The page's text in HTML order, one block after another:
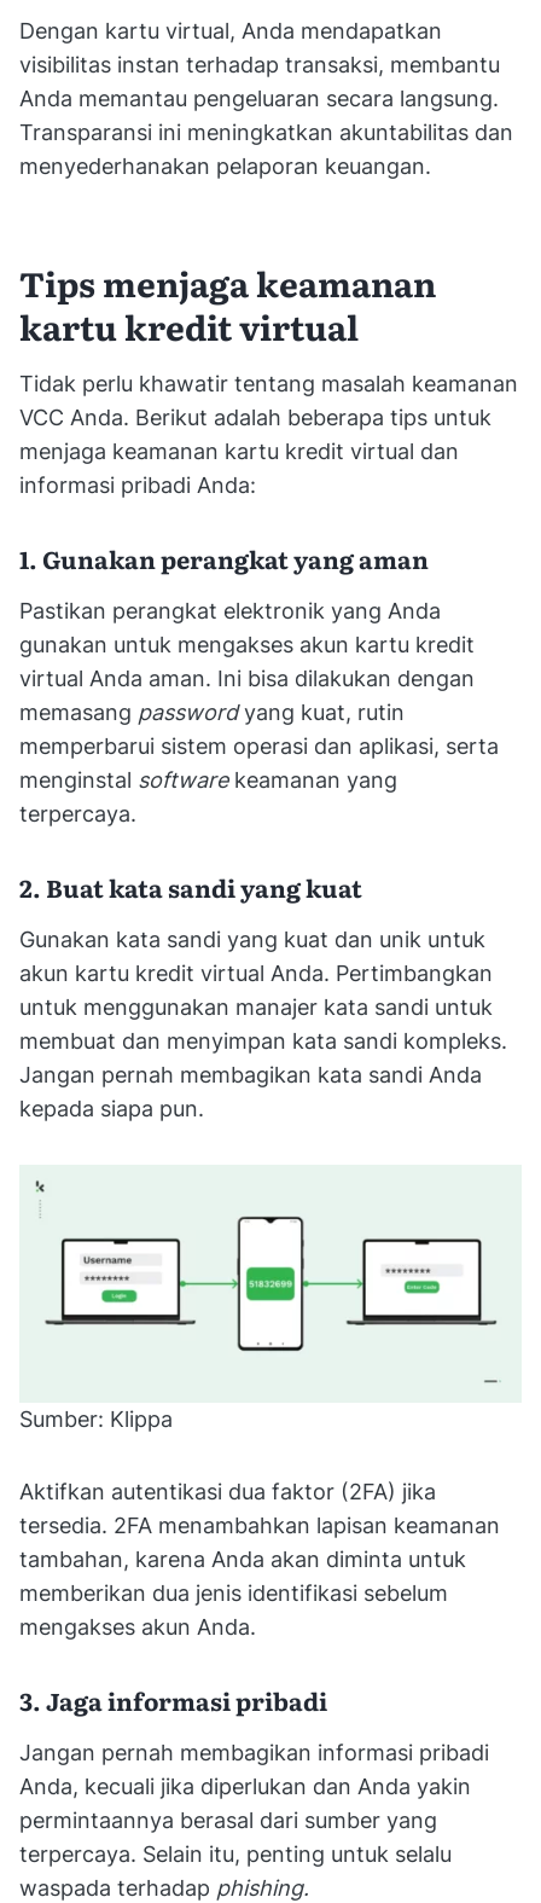
Dengan kartu virtual, Anda mendapatkan
visibilitas instan terhadap transaksi, membantu
Anda memantau pengeluaran secara langsung.
Transparansi ini meningkatkan akuntabilitas dan
menyederhanakan pelaporan keuangan.
Tips menjaga keamanan
kartu kredit virtual
Tidak perlu khawatir tentang masalah keamanan
VCC Anda. Berikut adalah beberapa tips untuk
menjaga keamanan kartu kredit virtual dan
informasi pribadi Anda:
1. Gunakan perangkat yang aman
Pastikan perangkat elektronik yang Anda
gunakan untuk mengakses akun kartu kredit
virtual Anda aman. Ini bisa dilakukan dengan
memasang passwordyang kuat, rutin
memperbarui sistem operasi dan aplikasi, serta
menginstal software keamanan yang
terpercaya.
2. Buat kata sandi yang kuat
Gunakan kata sandi yang kuat dan unik untuk
akun kartu kredit virtual Anda. Pertimbangkan
untuk menggunakan manajer kata sandi untuk
membuat dan menyimpan kata sandi kompleks.
Jangan pernah membagikan kata sandi Anda
kepada siapa pun.
Sumber: Klippa
Aktifkan autentikasi dua faktor (2FA) jika
tersedia. 2FA menambahkan lapisan keamanan
tambahan, karena Anda akan diminta untuk
memberikan dua jenis identifikasi sebelum
mengakses akun Anda.
3. Jaga informasi pribadi
Jangan pernah membagikan informasi pribadi
Anda, kecuali jika diperlukan dan Anda yakin
permintaannya berasal dari sumber yang
terpercaya. Selain itu, penting untuk selalu
waspada terhadap phishing.